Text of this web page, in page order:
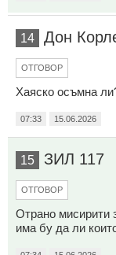
14 Дон
ОТГОВОР
Хаяско осъмна
07:33 15.06.2026
15 ЗИЛ 117
ОТГОВОР
Отрано мисирити
има бу да ли